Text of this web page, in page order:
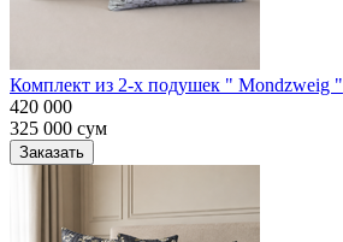
Комплект из 2-х подушек " Mondzweig "
420 000
325 000 сум
Заказать